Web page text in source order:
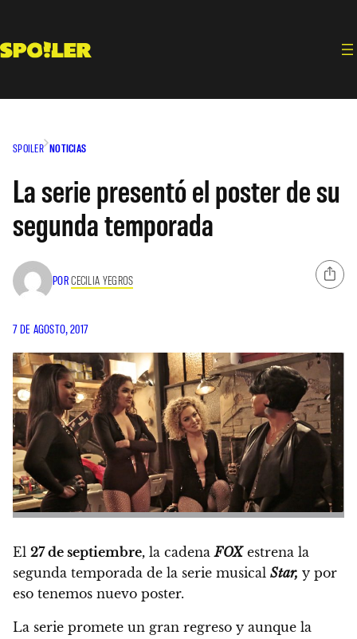
contenido
SPOILER NOTICIAS
La serie presentó el poster de su
segunda temporada
PORCECILIA YEGROS
7 DE AGOSTO, 2017
El 27 de septiembre, la cadenaFOXestrena la
segunda temporada de la serie musical Star, y por
eso tenemos nuevo poster.
La serie promete un gran regreso y aunque la